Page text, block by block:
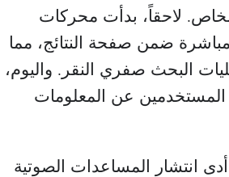
لاحقاً، بدأت محركات
ضمن صفحة النتائج، مما
البحث صفري النقر . واليوم،
عن المعلومات
أدى انتشار المساعدات الصوتية